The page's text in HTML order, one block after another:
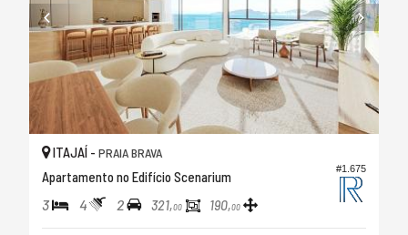
#1.675
ITAJAÍ - PRAIA BRAVA
Apartamento no Edifício Scenarium
3 4 2 321,00 190,00